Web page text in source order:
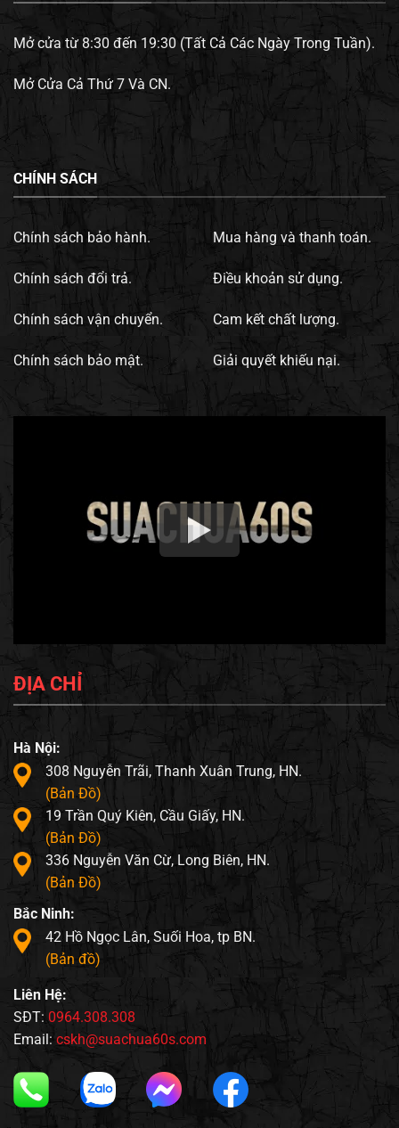
Mở cửa từ 8:30 đến 19:30 (Tất Cả Các Ngày Trong Tuần).
Mở Cửa Cả Thứ 7 Và CN.
CHÍNH SÁCH
Chính sách bảo hành.
Chính sách đổi trả.
Chính sách vận chuyển.
Chính sách bảo mật.
Mua hàng và thanh toán.
Điều khoản sử dụng.
Cam kết chất lượng.
Giải quyết khiếu nại.
ĐỊA CHỈ
Hà Nội:
308 Nguyễn Trãi, Thanh Xuân Trung, HN.
(Bản Đồ)
19 Trần Quý Kiên, Cầu Giấy, HN.
(Bản Đồ)
336 Nguyễn Văn Cừ, Long Biên, HN.
(Bản Đồ)
Bắc Ninh:
42 Hồ Ngọc Lân, Suối Hoa, tp BN.
(Bản đồ)
Liên Hệ:
SĐT: 0964.308.308
Email: cskh@suachua60s.com